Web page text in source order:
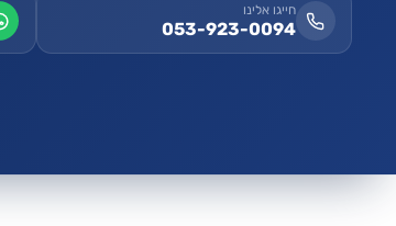
חייגו אלינו
053-923-0094